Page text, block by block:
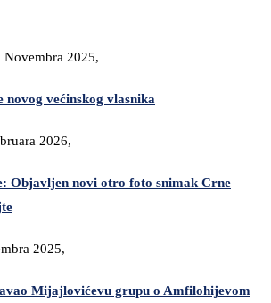
Novembra 2025,
novog većinskog vlasnika
2026,
Objavljen novi otro foto snimak Crne
2025,
Mijajlovićevu grupu o Amfilohijevom